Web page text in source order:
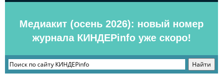
Медиакит (осень 2026): новый номер
журнала КИНДЕРinfo уже скоро!